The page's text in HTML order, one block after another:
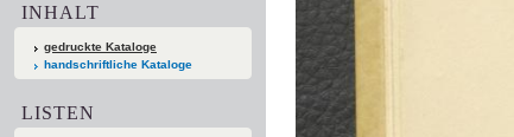
INHALT
gedruckte Kataloge
handschriftliche Kataloge
LISTEN